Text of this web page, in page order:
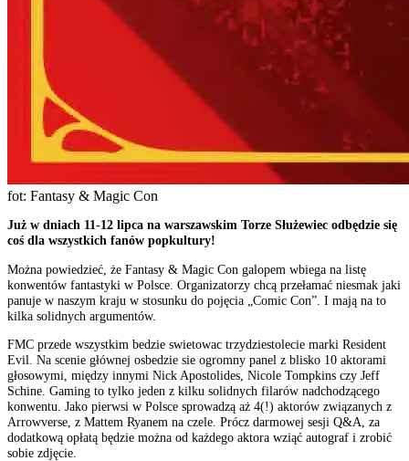
fot: Fantasy & Magic Con
Już w dniach 11-12 lipca na warszawskim Torze Służewiec odbędzie się
coś dla wszystkich fanów popkultury!
Można powiedzieć, że Fantasy & Magic Con galopem wbiega na listę
konwentów fantastyki w Polsce. Organizatorzy chcą przełamać niesmak jaki
panuje w naszym kraju w stosunku do pojęcia „Comic Con”. I mają na to
kilka solidnych argumentów.
FMC przede wszystkim bedzie swietowac trzydziestolecie marki Resident
Evil. Na scenie głównej osbedzie sie ogromny panel z blisko 10 aktorami
głosowymi, między innymi Nick Apostolides, Nicole Tompkins czy Jeff
Schine. Gaming to tylko jeden z kilku solidnych filarów nadchodzącego
konwentu. Jako pierwsi w Polsce sprowadzą aż 4(!) aktorów związanych z
Arrowverse, z Mattem Ryanem na czele. Prócz darmowej sesji Q&A, za
dodatkową opłatą będzie można od każdego aktora wziąć autograf i zrobić
sobie zdjęcie.